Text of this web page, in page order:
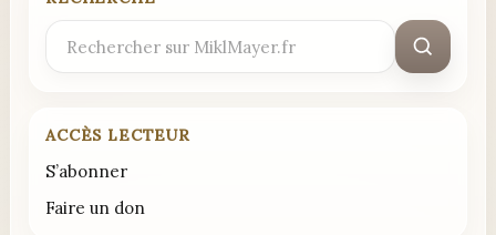
Rechercher
ACCÈS LECTEUR
S’abonner
Faire un don